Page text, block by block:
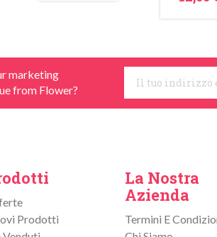
marketing
from Flower?
Prodotti
La Nostra
Azienda
Termini E